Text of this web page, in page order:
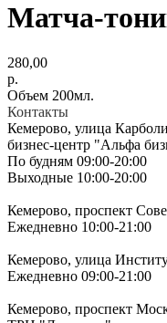
Матча-
280,00
р.
Объем 200мл.
Контакты
Кемерово, улица
бизнес-центр "Альфа
По будням 09:00-20:00
Выходные 10:00-20:00
Кемерово, проспект
Ежедневно 10:00-21:00
Кемерово, улица
Ежедневно 09:00-21:00
Кемерово, проспект